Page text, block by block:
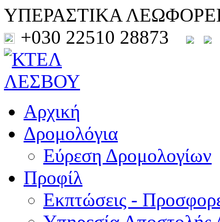
ΥΠΕΡΑΣΤΙΚΑ
+030 22510 28873
Αρχική
Δρομολόγια
Εύρεση Δρομολογίων
Προφίλ
Εκπτώσεις -